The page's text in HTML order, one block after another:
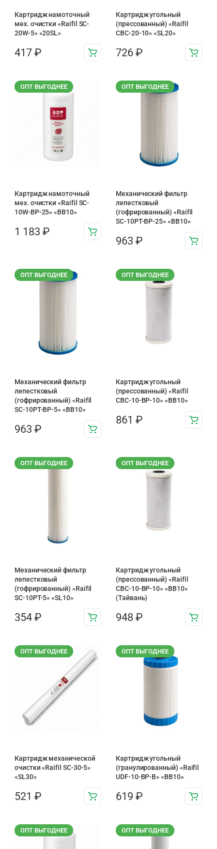
Картридж намоточный
мех. очистки «Raifil SC-
20W-5» «20SL»
417 ₽
Картридж угольный
(прессованный) «Raifil
CBC-20-10» «SL20»
726 ₽
ОПТ ВЫГОДНЕЕ
Картридж намоточный
мех. очистки «Raifil SC-
10W-BP-25» «BB10»
1 183 ₽
ОПТ ВЫГОДНЕЕ
Механический фильтр
лепестковый
(гофрированный) «Raifil
SC-10PT-ВР-25» «BB10»
963 ₽
ОПТ ВЫГОДНЕЕ
Механический фильтр
лепестковый
(гофрированный) «Raifil
SC-10PT-ВР-5» «BB10»
963 ₽
ОПТ ВЫГОДНЕЕ
Картридж угольный
(прессованный) «Raifil
CBC-10-BP-10» «BB10»
861 ₽
ОПТ ВЫГОДНЕЕ
Механический фильтр
лепестковый
(гофрированный) «Raifil
SC-10PT-5» «SL10»
354 ₽
ОПТ ВЫГОДНЕЕ
Картридж угольный
(прессованный) «Raifil
CBC-10-BP-10» «BB10»
(Тайвань)
948 ₽
ОПТ ВЫГОДНЕЕ
Картридж механической
очистки «Raifil SC-30-5»
«SL30»
521 ₽
ОПТ ВЫГОДНЕЕ
Картридж угольный
(гранулированный) «Raifil
UDF-10-BP-B» «BB10»
619 ₽
ОПТ ВЫГОДНЕЕ ОПТ ВЫГОДНЕЕ